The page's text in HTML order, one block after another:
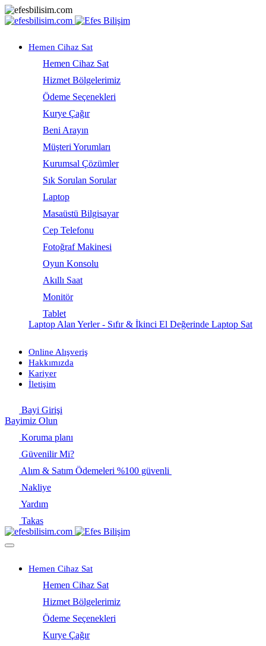
Hemen Cihaz Sat
Hemen Cihaz Sat
Hizmet Bölgelerimiz
Ödeme Seçenekleri
Kurye Çağır
Beni Arayın
Müşteri Yorumları
Kurumsal Çözümler
Sık Sorulan Sorular
Laptop
Masaüstü Bilgisayar
Cep Telefonu
Fotoğraf Makinesi
Oyun Konsolu
Akıllı Saat
Monitör
Tablet
Laptop Alan Yerler - Sıfır & İkinci El Değerinde Laptop Sat
Online Alışveriş
Hakkımızda
Kariyer
İletişim
Bayi Girişi
Bayimiz Olun
Koruma planı
Güvenilir Mi?
Alım & Satım Ödemeleri %100 güvenli
Nakliye
Yardım
Takas
Hemen Cihaz Sat
Hemen Cihaz Sat
Hizmet Bölgelerimiz
Ödeme Seçenekleri
Kurye Çağır